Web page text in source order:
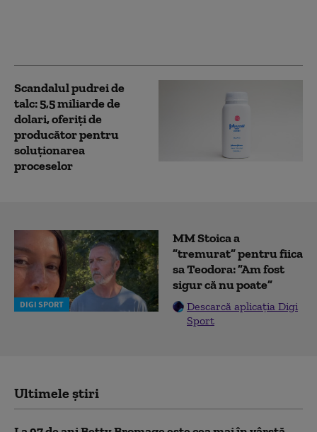
Scandalul pudrei de
talc: 5,5 miliarde de
dolari, oferiți de
producător pentru
soluționarea
proceselor
DIGI SPORT
MM Stoica a
”tremurat” pentru fiica
sa Teodora: ”Am fost
sigur că nu poate”
Descarcă aplicația Digi
Sport
Ultimele știri